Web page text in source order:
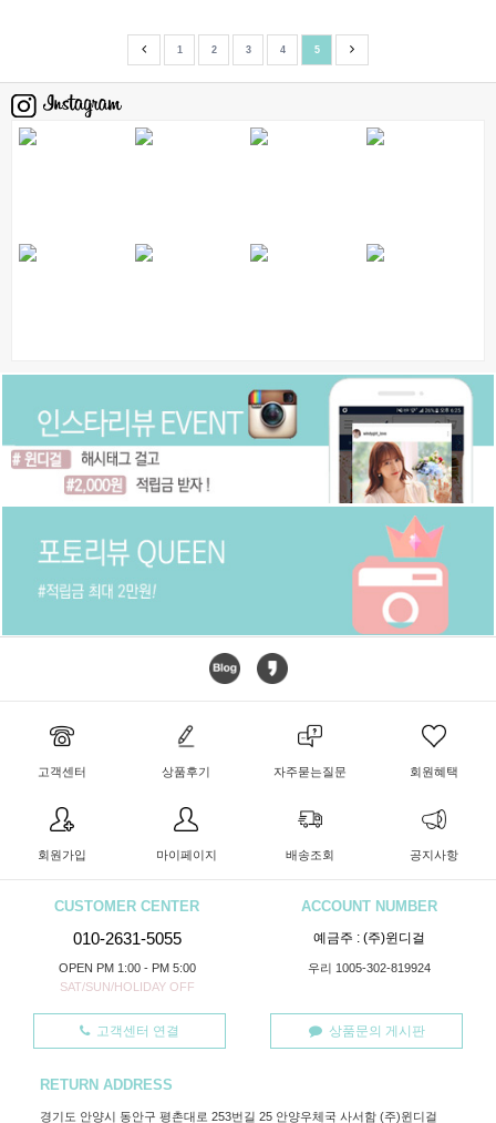
1 2 3 4 5
고객센터 상품후기 자주묻는질문 회원혜택
회원가입 마이페이지 배송조회 공지사항
CUSTOMER CENTER
010-2631-5055
OPEN PM 1:00 - PM 5:00
SAT/SUN/HOLIDAY OFF
ACCOUNT NUMBER
예금주 : (주)윈디걸
우리 1005-302-819924
고객센터 연결 상품문의 게시판
RETURN ADDRESS
경기도 안양시 동안구 평촌대로 253번길 25 안양우체국 사서함 (주)윈디걸